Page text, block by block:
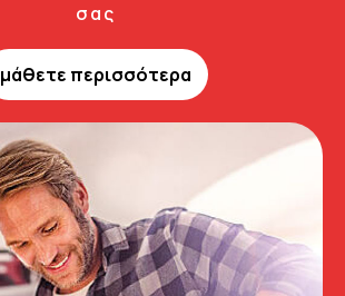
σας
μάθετε περισσότερα